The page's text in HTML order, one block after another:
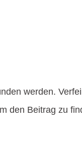
werden.
den Beitrag zu